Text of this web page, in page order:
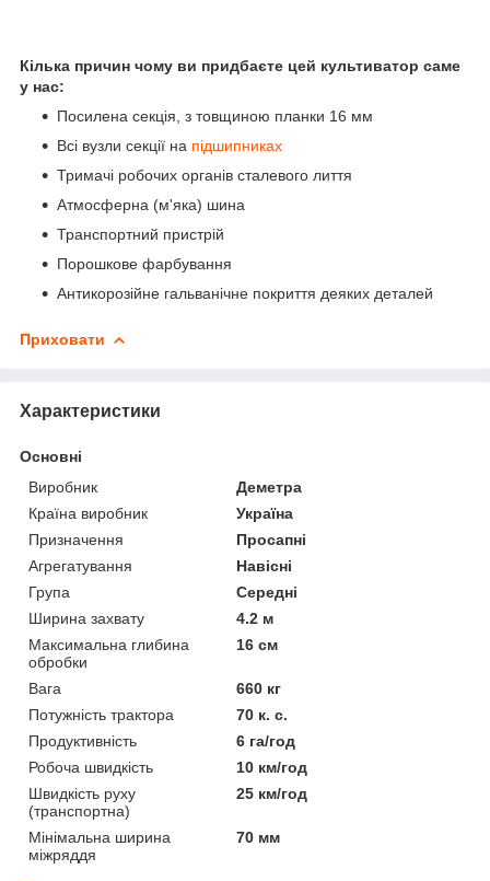
Кілька причин чому ви придбаєте цей культиватор саме
у нас:
Посилена секція, з товщиною планки 16 мм
Всі вузли секції на підшипниках
Тримачі робочих органів сталевого лиття
Атмосферна (м'яка) шина
Транспортний пристрій
Порошкове фарбування
Антикорозійне гальванічне покриття деяких деталей
Приховати
Характеристики
Основні
Виробник
Деметра
Країна виробник
Україна
Призначення
Просапні
Агрегатування
Навісні
Група
Середні
Ширина захвату
4.2 м
Максимальна глибина
обробки
16 см
Вага
660 кг
Потужність трактора
70 к. с.
Продуктивність
6 га/год
Робоча швидкість
10 км/год
Швидкість руху
(транспортна)
25 км/год
Мінімальна ширина
міжряддя
70 мм